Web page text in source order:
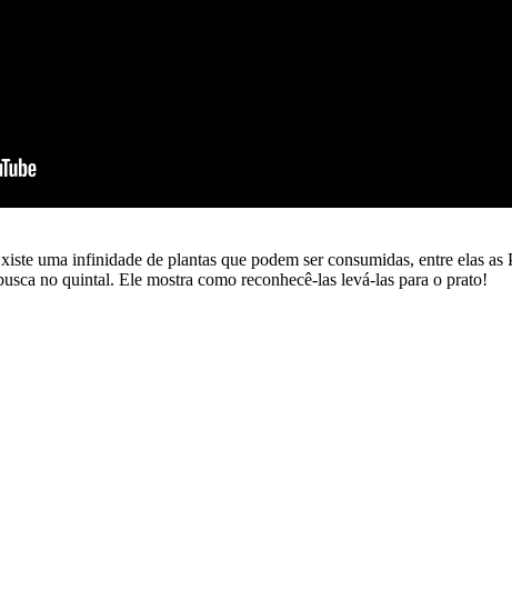
uma infinidade de plantas que podem ser consumidas, entre elas
no quintal. Ele mostra como reconhecê-las levá-las para o prato!